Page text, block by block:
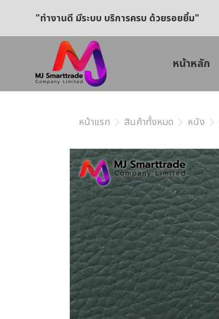
"ทำงานดี มีระบบ บริการครบ ด้วยรอยยิ้ม"
หน้าหลัก
หน้าแรก สินค้าทั้งหมด หนัง